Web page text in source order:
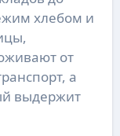
хлебом и
от
а
выдержит